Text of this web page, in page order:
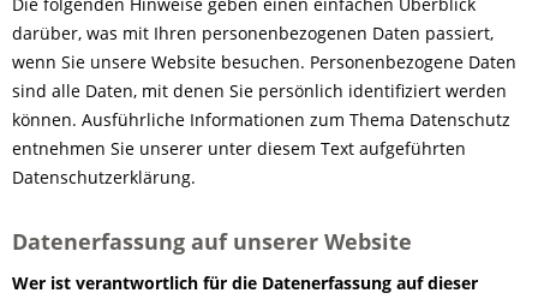
darüber, was mit Ihren personenbezogenen Daten passiert,
wenn Sie unsere Website besuchen. Personenbezogene Daten
sind alle Daten, mit denen Sie persönlich identifiziert werden
können. Ausführliche Informationen zum Thema Datenschutz
entnehmen Sie unserer unter diesem Text aufgeführten
Datenschutzerklärung.
Datenerfassung auf unserer Website
Wer ist verantwortlich für die Datenerfassung auf dieser